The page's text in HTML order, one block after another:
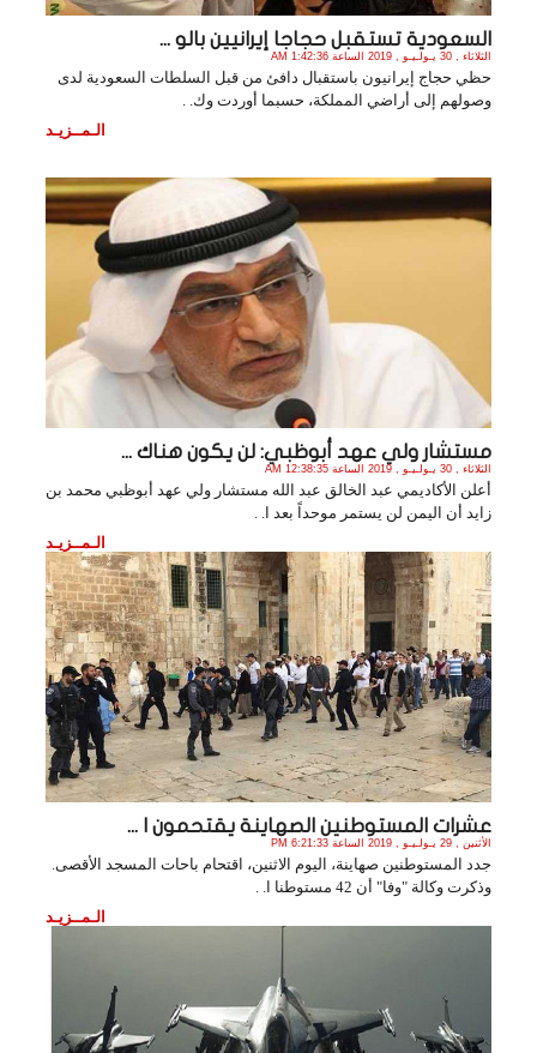
السعودية تستقبل حجاجا إيرانيين بالو ...
الثلاثاء , 30 يـولـيـو , 2019 الساعة 1:42:36 AM
حظي حجاج إيرانيون باستقبال دافئ من قبل السلطات السعودية لدى
وصولهم إلى أراضي المملكة، حسبما أوردت وك. .
الـمــزيـد
مستشار ولي عهد أبوظبي: لن يكون هناك ...
الثلاثاء , 30 يـولـيـو , 2019 الساعة 12:38:35 AM
أعلن الأكاديمي عبد الخالق عبد الله مستشار ولي عهد أبوظبي محمد بن
زايد أن اليمن لن يستمر موحداً بعد ا. .
الـمــزيـد
عشرات المستوطنين الصهاينة يقتحمون ا ...
الأثنين , 29 يـولـيـو , 2019 الساعة 6:21:33 PM
جدد المستوطنين صهاينة، اليوم الاثنين، اقتحام باحات المسجد الأقصى.
وذكرت وكالة "وفا" أن 42 مستوطنا ا. .
الـمــزيـد